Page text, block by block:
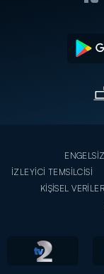
İZLEYİCİ TEMSİLCİSİ
KİŞİSEL